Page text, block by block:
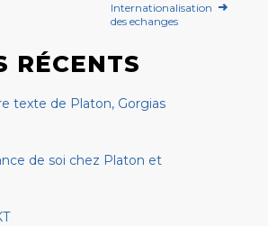
Internationalisation
des echanges
RÉCENTS
texte de Platon, Gorgias
de soi chez Platon et